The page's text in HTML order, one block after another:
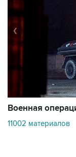
Военная
11002 материалов
❮